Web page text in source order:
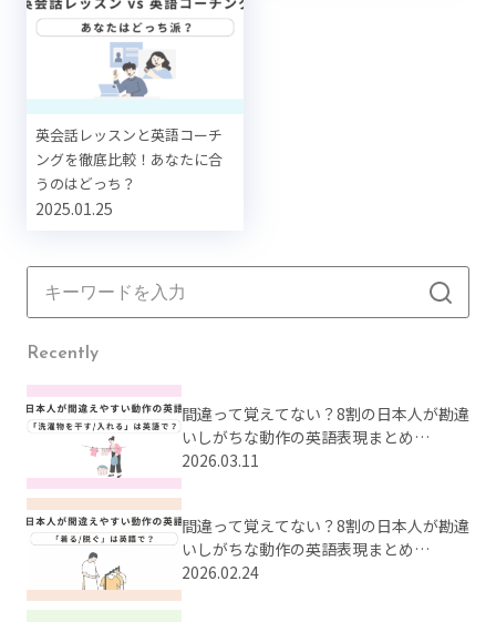
英会話レッスンと英語コーチ
ングを徹底比較！あなたに合
うのはどっち？
2025.01.25
Recently
間違って覚えてない？8割の日本人が勘違
いしがちな動作の英語表現まとめ
【Part2】
2026.03.11
間違って覚えてない？8割の日本人が勘違
いしがちな動作の英語表現まとめ
【Part1】
2026.02.24